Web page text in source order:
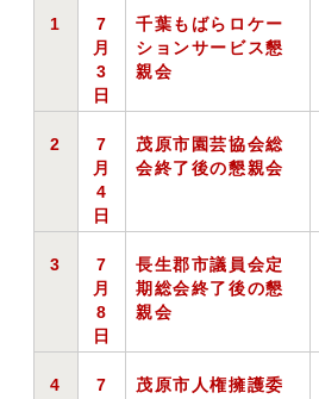
1
7
月
3
日
千葉もばらロケー
ションサービス懇
親会
2
7
月
4
日
茂原市園芸協会総
会終了後の懇親会
3
7
月
8
日
長生郡市議員会定
期総会終了後の懇
親会
4
7
茂原市人権擁護委